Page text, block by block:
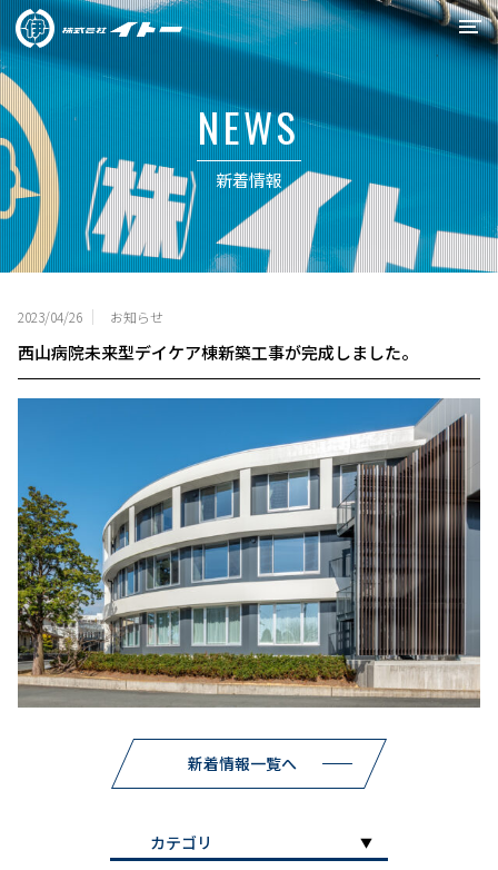
事業紹介
施工実績
会社概要
0538-34-6715
お問合せ
NEWS
新着情報
2023/04/26 お知らせ
西山病院未来型デイケア棟新築工事が完成しました。
新着情報一覧へ